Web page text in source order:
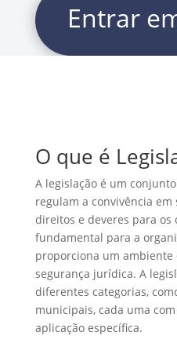
Entrar
O que é
A legislação é um
regulam a convivência
direitos e deveres para os
fundamental para a
proporciona um
segurança jurídica. A
diferentes categorias,
municipais, cada uma
aplicação específica.